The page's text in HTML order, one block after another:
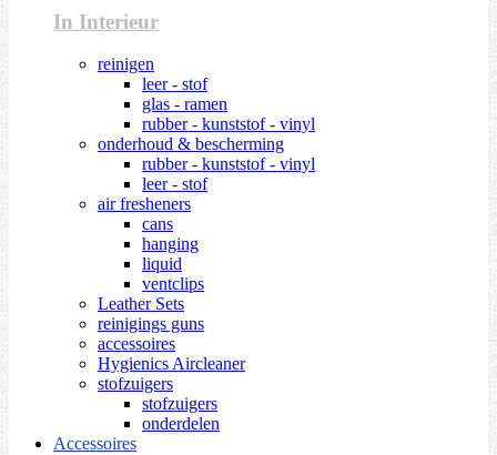
In Interieur
reinigen
leer - stof
glas - ramen
rubber - kunststof - vinyl
onderhoud & bescherming
rubber - kunststof - vinyl
leer - stof
air fresheners
cans
hanging
liquid
ventclips
Leather Sets
reinigings guns
accessoires
Hygienics Aircleaner
stofzuigers
stofzuigers
onderdelen
Accessoires